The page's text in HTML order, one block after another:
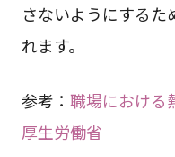
さないようにする
れます。
参考： 職場における
厚生労働省